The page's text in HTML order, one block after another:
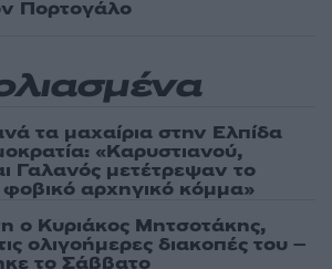
Πορτογάλο
τα μαχαίρια στην Ελπίδα
«Καρυστιανού,
Γαλανός μετέτρεψαν το
αρχηγικό κόμμα»
ο Κυριάκος Μητσοτάκης,
ολιγοήμερες διακοπές του –
το Σάββατο